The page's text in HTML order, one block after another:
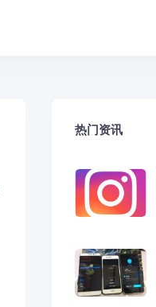
热门资讯